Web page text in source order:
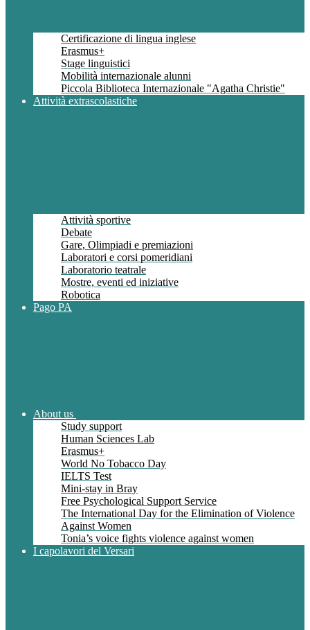
Certificazione di lingua inglese
Erasmus+
Stage linguistici
Mobilità internazionale alunni
Piccola Biblioteca Internazionale "Agatha Christie"
Attività extrascolastiche
Attività sportive
Debate
Gare, Olimpiadi e premiazioni
Laboratori e corsi pomeridiani
Laboratorio teatrale
Mostre, eventi ed iniziative
Robotica
Pago PA
About us
Study support
Human Sciences Lab
Erasmus+
World No Tobacco Day
IELTS Test
Mini-stay in Bray
Free Psychological Support Service
The International Day for the Elimination of Violence
Against Women
Tonia’s voice fights violence against women
I capolavori del Versari